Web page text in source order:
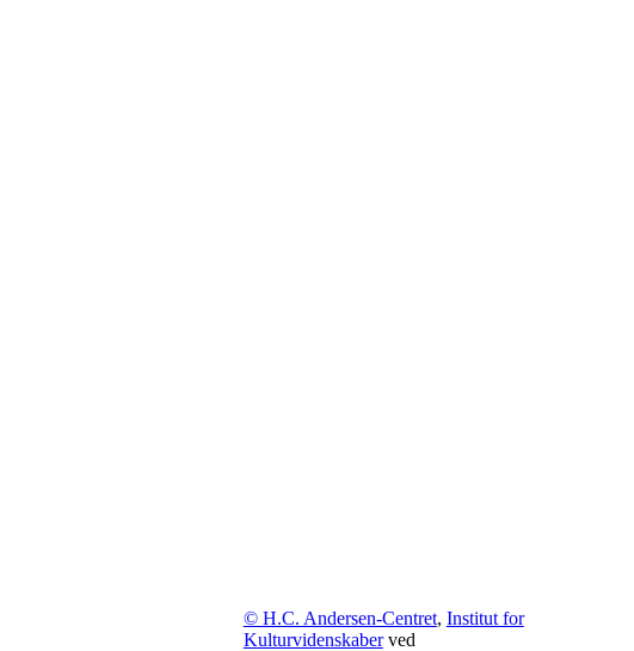
© H.C. Andersen-Centret, Institut for
Kulturvidenskaberved